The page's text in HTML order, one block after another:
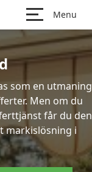
Menu
som en utmaning
Men om du
får du den
markislösning i